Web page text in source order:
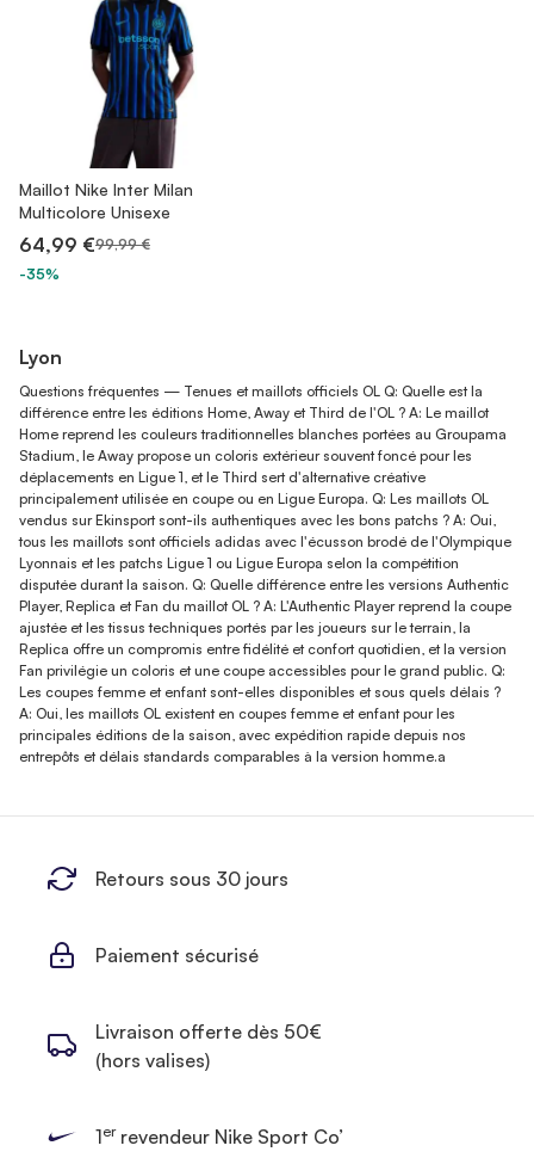
Maillot Nike Inter Milan
Multicolore Unisexe
64,99 €99,99 €
-35%
Lyon
Questions fréquentes — Tenues et maillots officiels OL Q: Quelle est la
différence entre les éditions Home, Away et Third de l'OL ? A: Le maillot
Home reprend les couleurs traditionnelles blanches portées au Groupama
Stadium, le Away propose un coloris extérieur souvent foncé pour les
déplacements en Ligue 1, et le Third sert d'alternative créative
principalement utilisée en coupe ou en Ligue Europa. Q: Les maillots OL
vendus sur Ekinsport sont-ils authentiques avec les bons patchs ? A: Oui,
tous les maillots sont officiels adidas avec l'écusson brodé de l'Olympique
Lyonnais et les patchs Ligue 1 ou Ligue Europa selon la compétition
disputée durant la saison. Q: Quelle différence entre les versions Authentic
Player, Replica et Fan du maillot OL ? A: L'Authentic Player reprend la coupe
ajustée et les tissus techniques portés par les joueurs sur le terrain, la
Replica offre un compromis entre fidélité et confort quotidien, et la version
Fan privilégie un coloris et une coupe accessibles pour le grand public. Q:
Les coupes femme et enfant sont-elles disponibles et sous quels délais ?
A: Oui, les maillots OL existent en coupes femme et enfant pour les
principales éditions de la saison, avec expédition rapide depuis nos
entrepôts et délais standards comparables à la version homme.a
Retours sous 30 jours
Paiement sécurisé
Livraison offerte dès 50€
(hors valises)
1errevendeur Nike Sport Co’